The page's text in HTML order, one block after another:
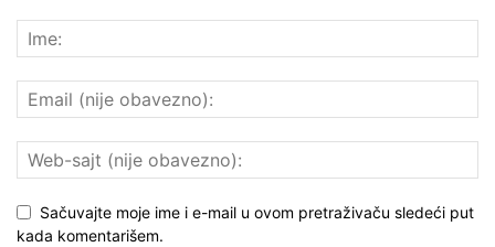
Sačuvajte moje ime i e-mail u ovom pretraživaču sledeći put
kada komentarišem.